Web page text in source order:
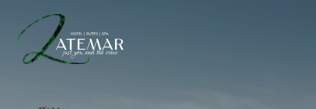
SUITES OF THE WORLD